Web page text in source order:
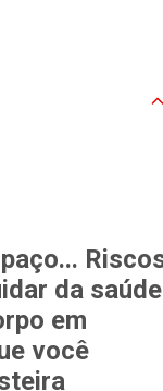
da saúde
em
você